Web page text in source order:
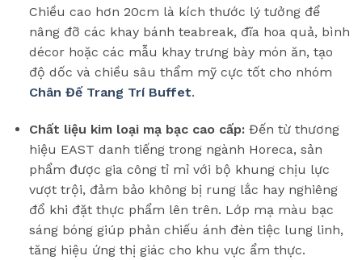
Chiều cao hơn 20cm là kích thước lý tưởng để
nâng đỡ các khay bánh teabreak, đĩa hoa quả, bình
décor hoặc các mẫu khay trưng bày món ăn, tạo
độ dốc và chiều sâu thẩm mỹ cực tốt cho nhóm
Chân Đế Trang Trí Buffet.
Chất liệu kim loại mạ bạc cao cấp:Đến từ thương
hiệu EAST danh tiếng trong ngành Horeca, sản
phẩm được gia công tỉ mỉ với bộ khung chịu lực
vượt trội, đảm bảo không bị rung lắc hay nghiêng
đổ khi đặt thực phẩm lên trên. Lớp mạ màu bạc
sáng bóng giúp phản chiếu ánh đèn tiệc lung linh,
tăng hiệu ứng thị giác cho khu vực ẩm thực.